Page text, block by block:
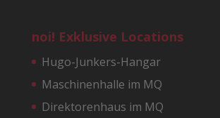
noi! Exklusive Locations
Hugo-Junkers-Hangar
Maschinenhalle im MQ
Direktorenhaus im MQ